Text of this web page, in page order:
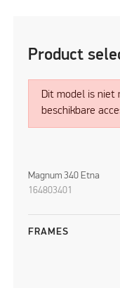
Product
Dit model is niet
beschikbare
Magnum 340 Etna
164803401
FRAMES